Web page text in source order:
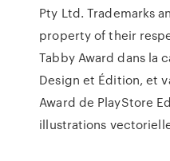
Pty Ltd. Trademarks
property of their
Tabby Award dans la
Design et Édition, et
Award de PlayStore
illustrations